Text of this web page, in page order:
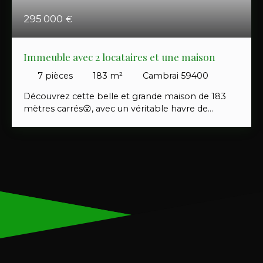
295 000 €
Immeuble avec 2 locataires et une maison
7 pièces 183 m²
Cambrai 59400
Découvrez cette belle et grande maison de 183
mètres carrés😮, avec un véritable havre de
séjour spacieux de 28 m2 et 15m2, deux salles de
bain, deux toilettes, et deux salles à manger et un
bureau😍. Les rampes d’accès et les couloirs
relient toutes les pièces, jusqu’à l’extérieur avec